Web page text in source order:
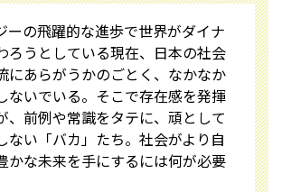
ーの飛躍的な進歩で世界がダイナ
ろうとしている現在、日本の社会
にあらがうかのごとく、なかなか
ないでいる。そこで存在感を発揮
、前例や常識をタテに、頑として
ない「バカ」たち。社会がより自
かな未来を手にするには何が必要